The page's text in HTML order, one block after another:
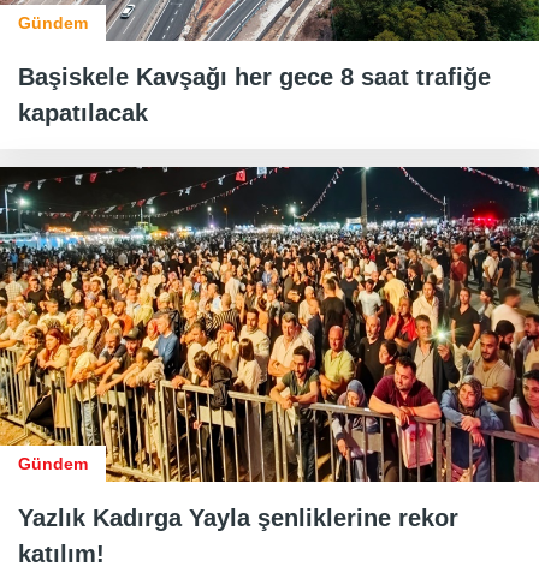
Gündem
Başiskele Kavşağı her gece 8 saat trafiğe
kapatılacak
Gündem
Yazlık Kadırga Yayla şenliklerine rekor
katılım!